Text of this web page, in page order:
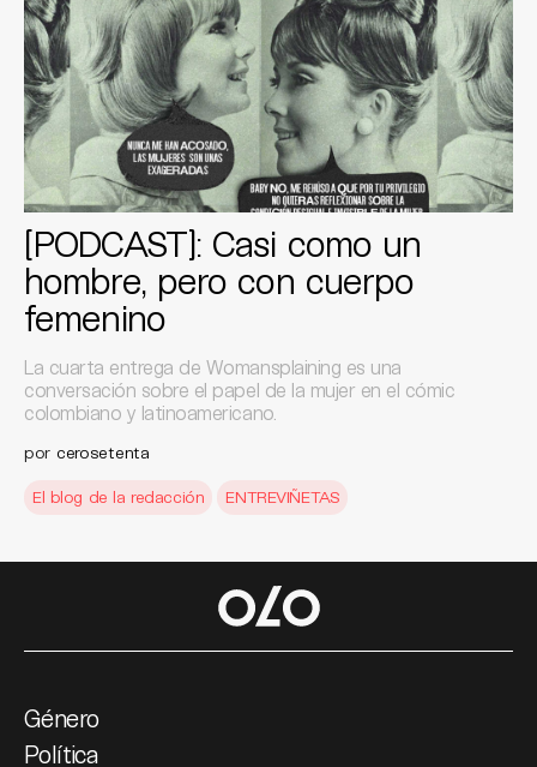
[PODCAST]: Casi como un
hombre, pero con cuerpo
femenino
La cuarta entrega de Womansplaining es una
conversación sobre el papel de la mujer en el cómic
colombiano y latinoamericano.
por cerosetenta
El blog de la redacción ENTREVIÑETAS
Género
Política